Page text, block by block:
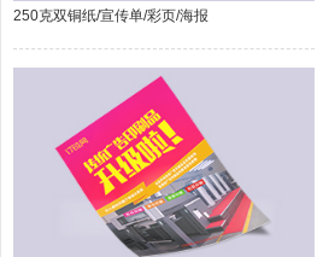
250克双铜纸/宣传单/彩页/海报